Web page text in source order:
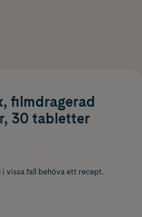
filmdragerad
30 tabletter
i vissa fall behöva ett recept.